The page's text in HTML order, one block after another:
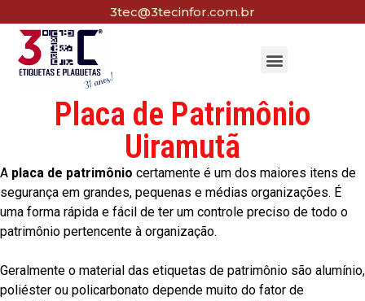
3tec@3tecinfor.com.br
Placa de Patrimônio
Uiramutã
A placa de patrimônio certamente é um dos maiores itens de
segurança em grandes, pequenas e médias organizações. É
uma forma rápida e fácil de ter um controle preciso de todo o
patrimônio pertencente à organização.
Geralmente o material das etiquetas de patrimônio são alumínio,
poliéster ou policarbonato depende muito do fator de